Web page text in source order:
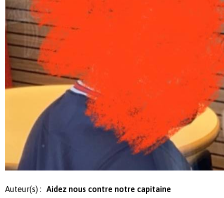
Auteur(s) :
Aidez nous contre notre capitaine